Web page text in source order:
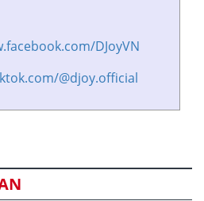
DJoyVN
@djoy.official